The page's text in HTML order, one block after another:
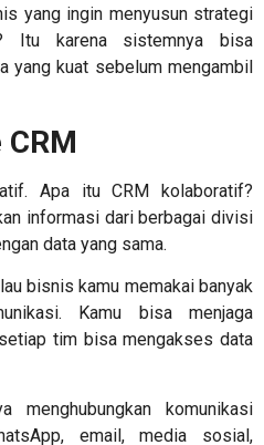
yang ingin menyusun strategi
Itu karena sistemnya bisa
yang kuat sebelum mengambil
Apa itu CRM kolaboratif?
informasi dari berbagai divisi
data yang sama.
bisnis kamu memakai banyak
Kamu bisa menjaga
tim bisa mengakses data
menghubungkan komunikasi
email, media sosial,